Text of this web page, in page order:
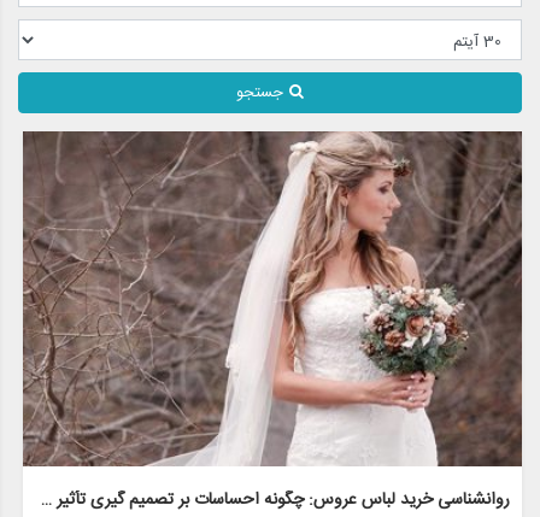
جستجو
روانشناسی خرید لباس عروس: چگونه احساسات بر تصمیم گیری تأثیر می گذارد